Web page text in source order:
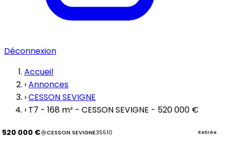
Déconnexion
Accueil
›Annonces
›CESSON SEVIGNE
› T7 - 168 m² - CESSON SEVIGNE - 520 000 €
520 000 € CESSON SEVIGNE35510 Retirée